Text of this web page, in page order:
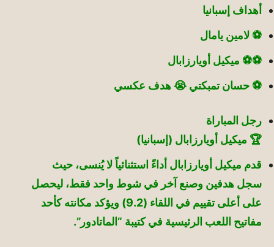
أهداف إسبانيا
⚽️ لامين يامال
⚽️⚽️ ميكيل أويارزابال
⚽️ حسان تمبكتي 😭 هدف عكسي
رجل المباراة
🏆 ميكيل أويارزابال (إسبانيا)
قدم ميكيل أويارزابال أداءً استثنائياً لا يُنسى، حيث
سجل هدفين وصنع آخر في شوط واحد فقط، ليحصل
على أعلى تقييم في اللقاء (9.2) ويؤكد مكانته كأحد
مفاتيح اللعب الرئيسية في كتيبة “الماتادور”.